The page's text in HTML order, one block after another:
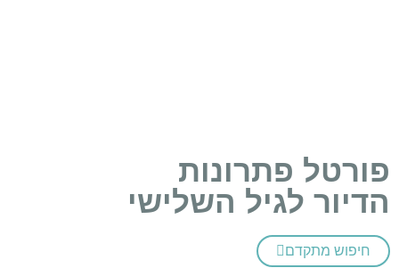
פורטל פתרונות
הדיור לגיל השלישי
חיפוש מתקדם